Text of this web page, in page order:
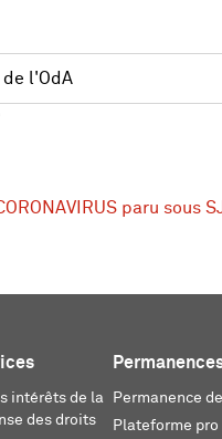
l'OdA
paru sous
intérêts de la
des droits
Permanence
Plateforme pro